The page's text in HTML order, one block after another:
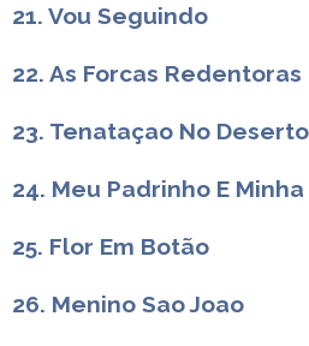
21. Vou Seguindo
22. As Forcas Redentoras
23. Tenataçao No Deserto
24. Meu Padrinho E
25. Flor Em Botão
26. Menino Sao Joao